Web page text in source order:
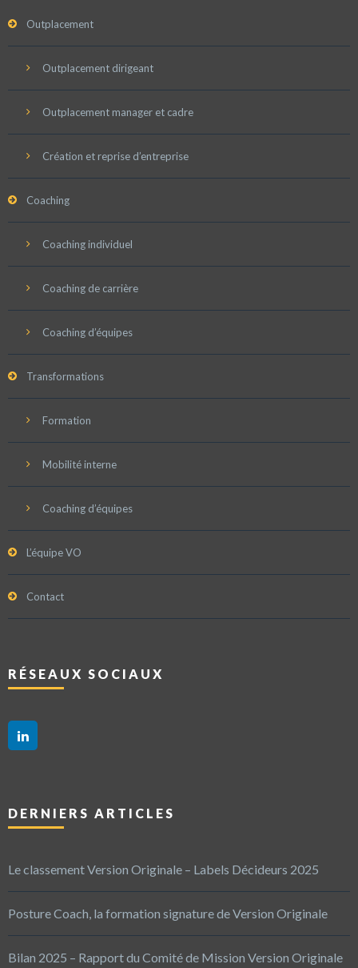
Outplacement
Outplacement dirigeant
Outplacement manager et cadre
Création et reprise d’entreprise
Coaching
Coaching individuel
Coaching de carrière
Coaching d’équipes
Transformations
Formation
Mobilité interne
Coaching d’équipes
L’équipe VO
Contact
RÉSEAUX SOCIAUX
DERNIERS ARTICLES
Le classement Version Originale – Labels Décideurs 2025
Posture Coach, la formation signature de Version Originale
Bilan 2025 – Rapport du Comité de Mission Version Originale